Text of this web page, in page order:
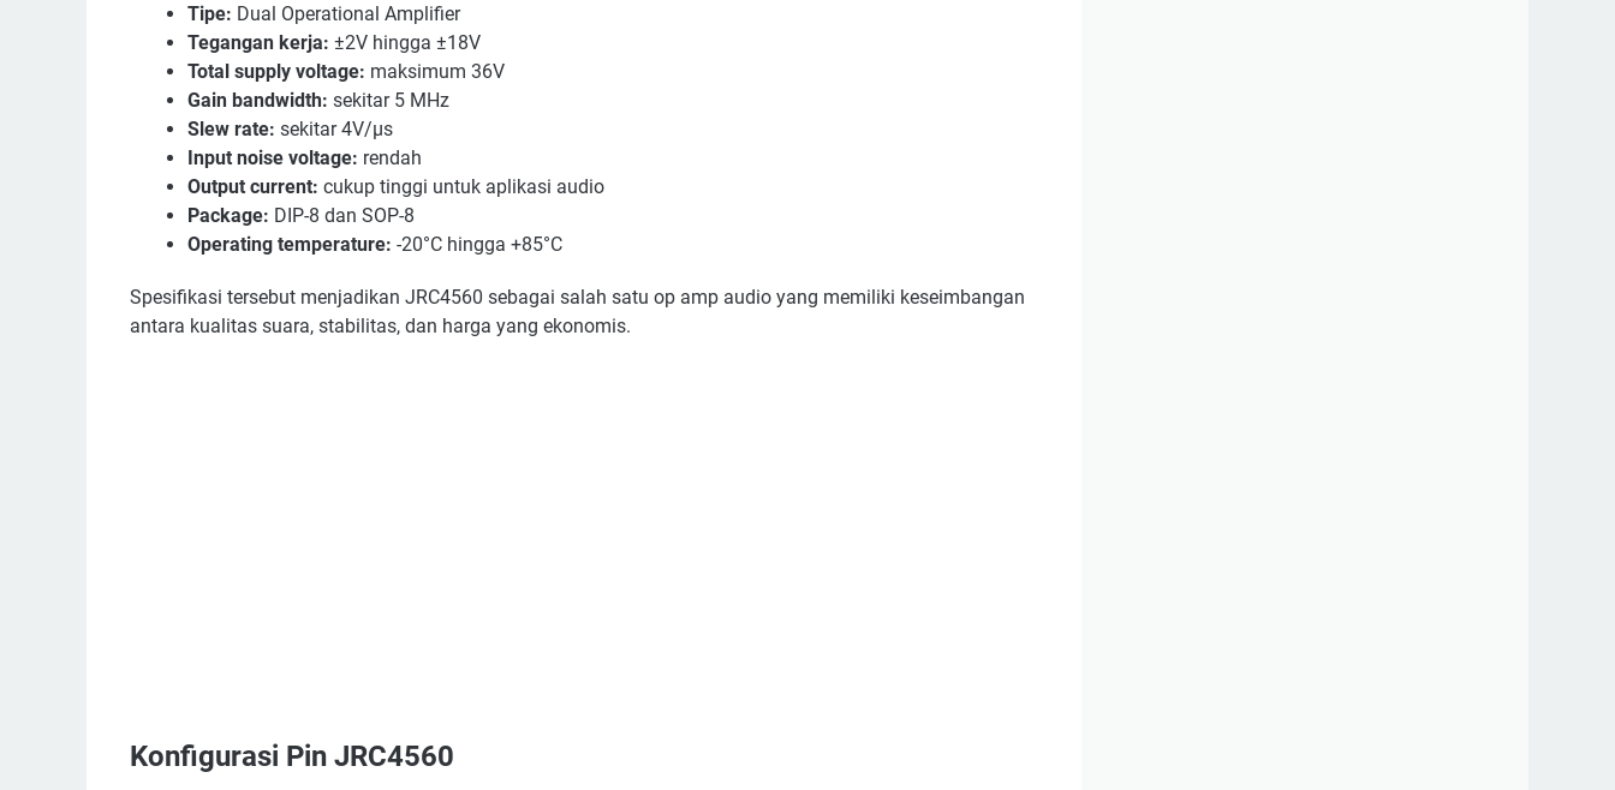
Tipe: Dual Operational Amplifier
Tegangan kerja: ±2V hingga ±18V
Total supply voltage: maksimum 36V
Gain bandwidth: sekitar 5 MHz
Slew rate: sekitar 4V/µs
Input noise voltage: rendah
Output current: cukup tinggi untuk aplikasi audio
Package: DIP-8 dan SOP-8
Operating temperature: -20°C hingga +85°C
Spesifikasi tersebut menjadikan JRC4560 sebagai salah satu op amp audio yang memiliki keseimbangan
antara kualitas suara, stabilitas, dan harga yang ekonomis.
Konfigurasi Pin JRC4560